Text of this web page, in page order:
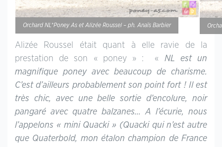
Orchard NL*Poney As et Alizée Roussel – ph. Anaïs Barbier
Alizée Roussel était quant à elle ravie de la
prestation de son « poney » : « NL est un
magnifique poney avec beaucoup de charisme.
C’est d’ailleurs probablement son point fort ! Il est
très chic, avec une belle sortie d’encolure, noir
pangaré avec quatre balzanes… A l’écurie, nous
l’appelons « mini Quacki » (Quacki qui n’est autre
que Quaterbold, mon étalon champion de France